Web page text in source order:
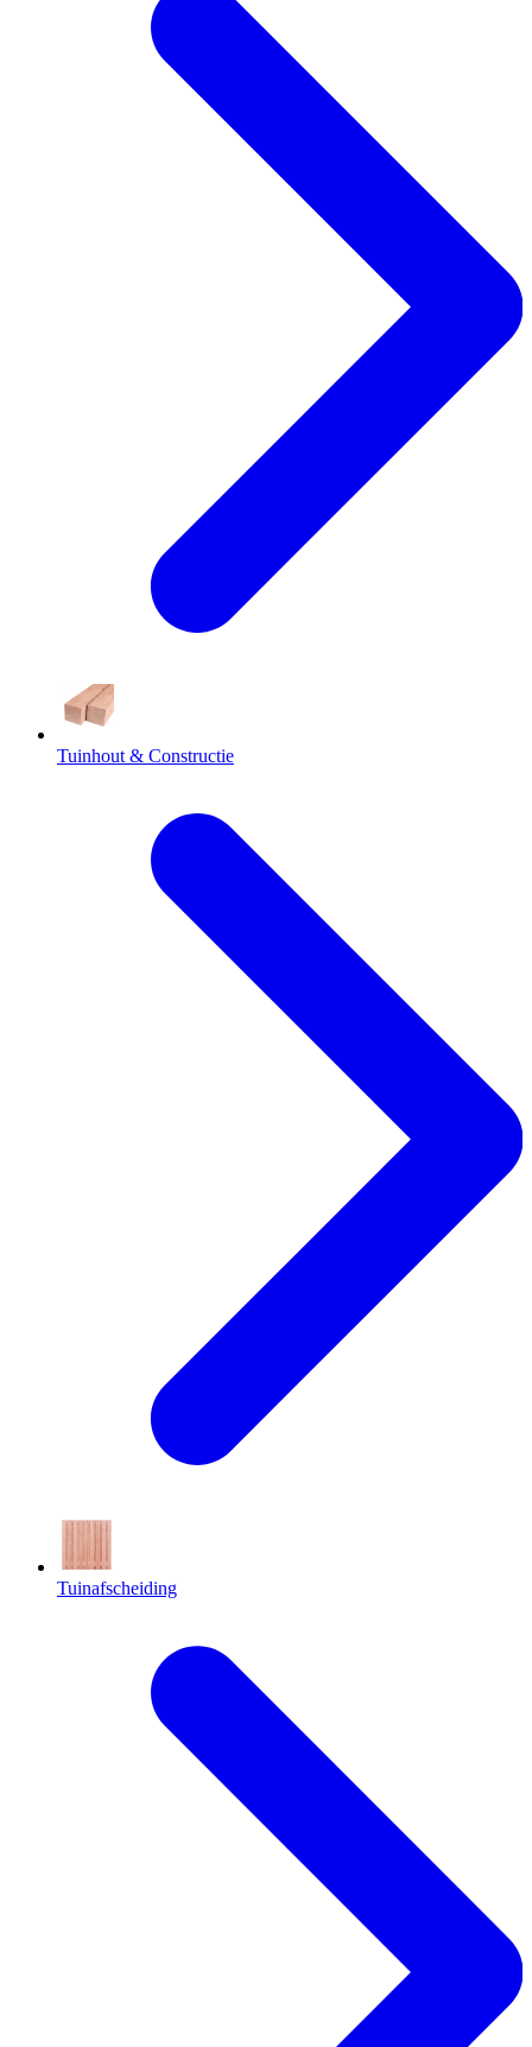
Tuinhout & Constructie
Tuinafscheiding